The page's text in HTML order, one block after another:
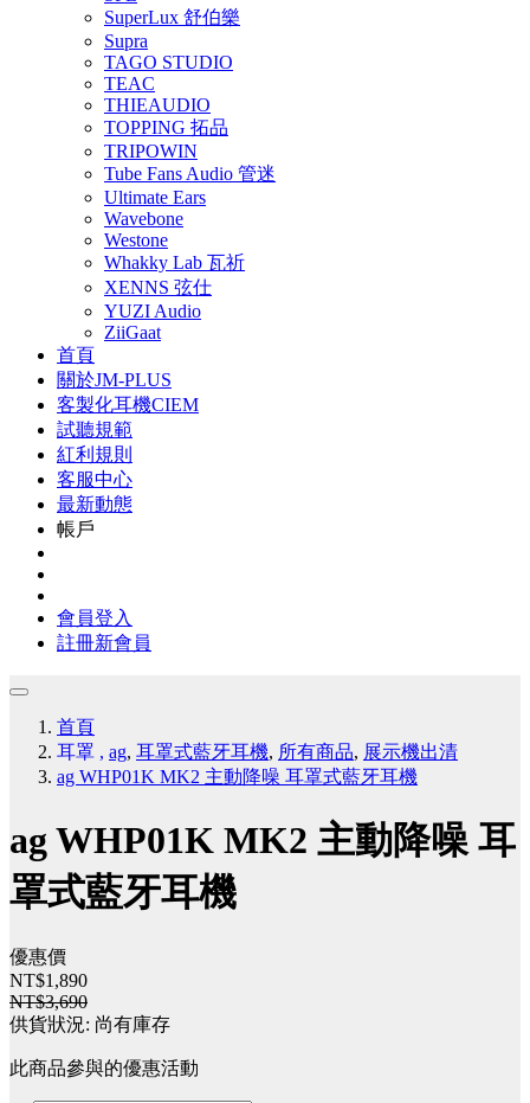
SuperLux 舒伯樂
Supra
TAGO STUDIO
TEAC
THIEAUDIO
TOPPING 拓品
TRIPOWIN
Tube Fans Audio 管迷
Ultimate Ears
Wavebone
Westone
Whakky Lab 瓦祈
XENNS 弦仕
YUZI Audio
ZiiGaat
首頁
關於JM-PLUS
客製化耳機CIEM
試聽規範
紅利規則
客服中心
最新動態
帳戶
會員登入
註冊新會員
首頁
耳罩 , ag, 耳罩式藍牙耳機, 所有商品, 展示機出清
ag WHP01K MK2 主動降噪 耳罩式藍牙耳機
ag WHP01K MK2 主動降噪 耳
罩式藍牙耳機
優惠價
NT$1,890
NT$3,690
供貨狀況: 尚有庫存
此商品參與的優惠活動